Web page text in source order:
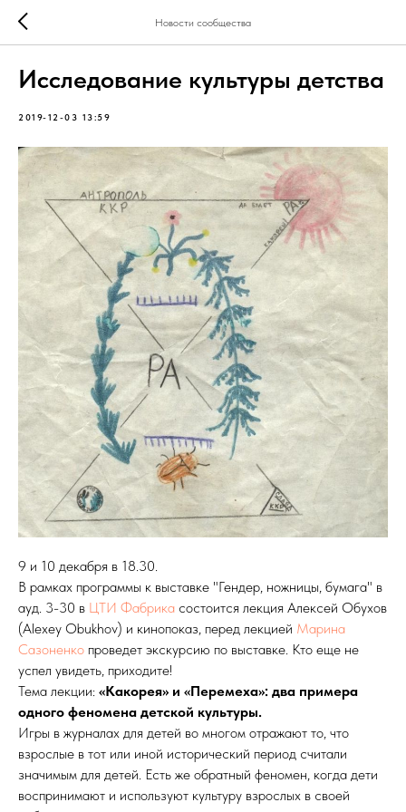
Новости сообщества
Исследование культуры детства
2019-12-03 13:59
9 и 10 декабря в 18.30.
В рамках программы к выставке "Гендер, ножницы, бумага" в
ауд. 3-30 в ЦТИ Фабрика состоится лекция Алексей Обухов
(Alexey Obukhov) и кинопоказ, перед лекцией Марина
Сазоненко проведет экскурсию по выставке. Кто еще не
успел увидеть, приходите!
Тема лекции: «Какорея» и «Перемеха»: два примера
одного феномена детской культуры.
Игры в журналах для детей во многом отражают то, что
взрослые в тот или иной исторический период считали
значимым для детей. Есть же обратный феномен, когда дети
воспринимают и используют культуру взрослых в своей